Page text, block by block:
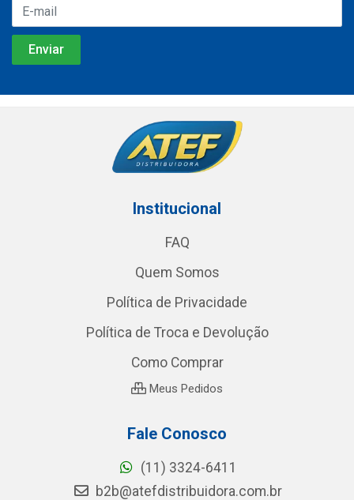
Institucional
FAQ
Quem Somos
Política de Privacidade
Política de Troca e Devolução
Como Comprar
Meus Pedidos
Fale Conosco
(11) 3324-6411
b2b@atefdistribuidora.com.br